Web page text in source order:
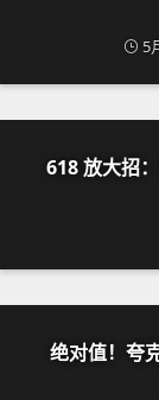
5
618 放大招
绝对值！夸